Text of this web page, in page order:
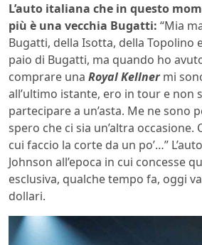
L’auto italiana che in questo
più è una vecchia Bugatti: “Mia
Bugatti, della Isotta, della Topolino
paio di Bugatti, ma quando ho
comprare una Royal Kellnermi
all’ultimo istante, ero in tour e non
partecipare a un’asta. Me ne sono
spero che ci sia un’altra occasione.
cui faccio la corte da un po’…”
Johnson all’epoca in cui concesse
esclusiva, qualche tempo fa, oggi
dollari.